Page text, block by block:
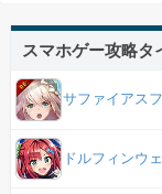
スマホゲー攻略タ
サファイアス
ドルフィンウ